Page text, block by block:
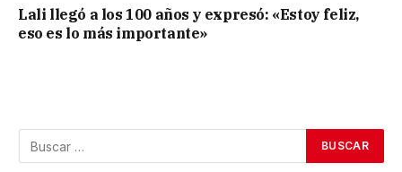
Lali llegó a los 100 años y expresó: «Estoy feliz,
eso es lo más importante»